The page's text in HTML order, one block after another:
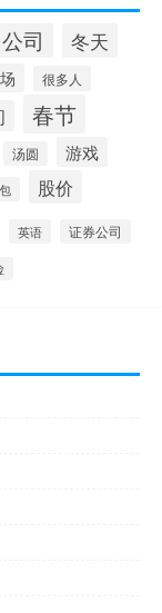
公司 冬天
很多人
春节
汤圆
游戏
股价
英语 证券公司